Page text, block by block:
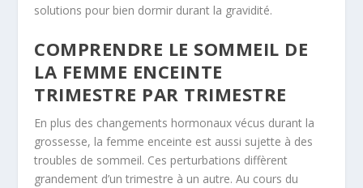
solutions pour bien dormir durant la gravidité.
COMPRENDRE LE SOMMEIL DE
LA FEMME ENCEINTE
TRIMESTRE PAR TRIMESTRE
En plus des changements hormonaux vécus durant la
grossesse, la femme enceinte est aussi sujette à des
troubles de sommeil. Ces perturbations diffèrent
grandement d’un trimestre à un autre. Au cours du